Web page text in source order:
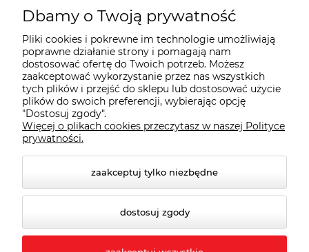
Płatności i dostawa
Wybrane Kategorie
Wybrane Marki
Wiedza o BHP
Dbamy o Twoją prywatność
Pliki cookies i pokrewne im technologie umożliwiają
poprawne działanie strony i pomagają nam
dostosować ofertę do Twoich potrzeb. Możesz
zaakceptować wykorzystanie przez nas wszystkich
tych plików i przejść do sklepu lub dostosować użycie
plików do swoich preferencji, wybierając opcję
"Dostosuj zgody".
Więcej o plikach cookies przeczytasz w naszej Polityce
prywatności.
zaakceptuj tylko niezbędne
dostosuj zgody